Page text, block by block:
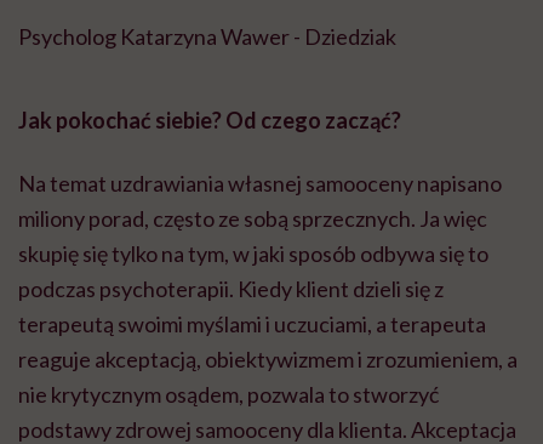
Psycholog Katarzyna Wawer - Dziedziak
Jak pokochać siebie? Od czego zacząć?
Na temat uzdrawiania własnej samooceny napisano
miliony porad, często ze sobą sprzecznych. Ja więc
skupię się tylko na tym, w jaki sposób odbywa się to
podczas psychoterapii. Kiedy klient dzieli się z
terapeutą swoimi myślami i uczuciami, a terapeuta
reaguje akceptacją, obiektywizmem i zrozumieniem, a
nie krytycznym osądem, pozwala to stworzyć
podstawy zdrowej samooceny dla klienta. Akceptacja